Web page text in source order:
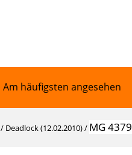
Am häufigsten angesehen
/ Deadlock (12.02.2010)/ MG 4379